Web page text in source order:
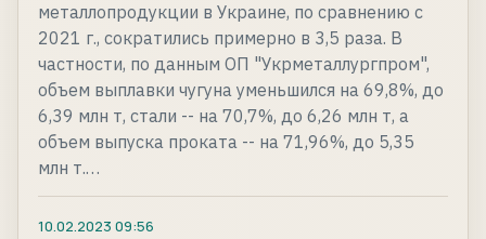
металлопродукции в Украине, по сравнению с
2021 г., сократились примерно в 3,5 раза. В
частности, по данным ОП "Укрметаллургпром",
объем выплавки чугуна уменьшился на 69,8%, до
6,39 млн т, стали -- на 70,7%, до 6,26 млн т, а
объем выпуска проката -- на 71,96%, до 5,35
млн т.…
10.02.2023 09:56